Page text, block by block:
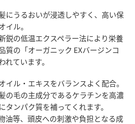
にうるおいが浸透しやすく、高い保
ル。
鋭の低温エクスペラー法により栄養
質の「オーガニック EXバージンコ
ています。
イル・エキスをバランスよく配合。
の毛の主成分であるケラチンを高濃
タンパク質を補ってくれます。
油等、頭皮への刺激や負担となる成